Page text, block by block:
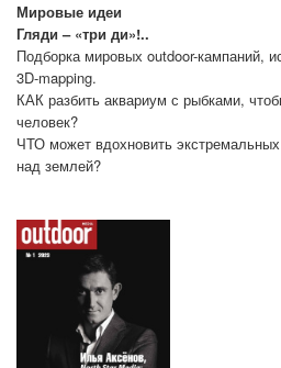
Мировые идеи
Гляди – «три ди»!..
Подборка мировых outdoor-кампаний,
3D-mapping.
КАК разбить аквариум с рыбками,
человек?
ЧТО может вдохновить
над землей?